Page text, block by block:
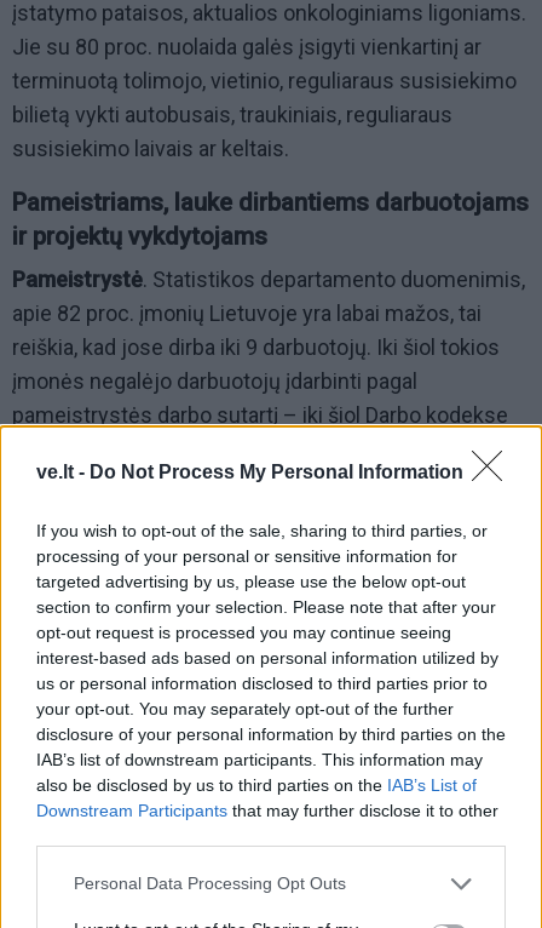
ve.lt - Do Not Process My Personal Information
If you wish to opt-out of the sale, sharing to third parties, or
processing of your personal or sensitive information for
targeted advertising by us, please use the below opt-out
section to confirm your selection. Please note that after your
opt-out request is processed you may continue seeing
interest-based ads based on personal information utilized by
us or personal information disclosed to third parties prior to
your opt-out. You may separately opt-out of the further
disclosure of your personal information by third parties on the
IAB’s list of downstream participants. This information may
also be disclosed by us to third parties on the IAB’s List of
Downstream Participants that may further disclose it to other
Personal Data Processing Opt Outs
įstatymo pataisos, aktualios onkologiniams ligoniams.
Jie su 80 proc. nuolaida galės įsigyti vienkartinį ar
terminuotą tolimojo, vietinio, reguliaraus susisiekimo
bilietą vykti autobusais, traukiniais, reguliaraus
susisiekimo laivais ar keltais.
Pameistriams, lauke dirbantiems darbuotojams
ir projektų vykdytojams
Pameistrystė. Statistikos departamento duomenimis,
apie 82 proc. įmonių Lietuvoje yra labai mažos, tai
reiškia, kad jose dirba iki 9 darbuotojų. Iki šiol tokios
įmonės negalėjo darbuotojų įdarbinti pagal
pameistrystės darbo sutartį – iki šiol Darbo kodekse
buvo nustatyta, kad galiojančių pameistrystės darbo
sutarčių skaičius negali viršyti dešimtadalio visų
pameistrystės sutartį sudaryti galėjo tik tokia įmonė,
kuri turi mažiausiai 10 darbuotojų.